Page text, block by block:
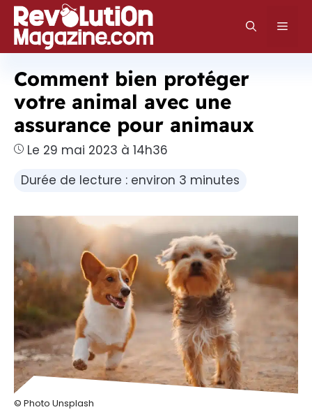
Aller
au
contenu
Comment bien protéger
votre animal avec une
assurance pour animaux
Le 29 mai 2023 à 14h36
Durée de lecture : environ 3 minutes
© Photo Unsplash